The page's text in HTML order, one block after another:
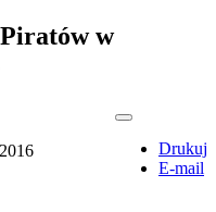
w
Drukuj
E-mail